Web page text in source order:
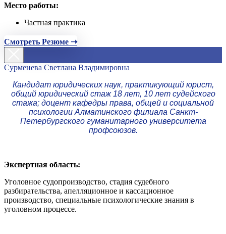
Место работы:
Частная практика
Смотреть Резюме ➝
Сурменева Светлана Владимировна
Кандидат юридических наук, практикующий юрист,
общий юридический стаж 18 лет, 10 лет судейского
стажа; доцент кафедры права, общей и социальной
психологии Алматинского филиала Санкт-
Петербургского гуманитарного университета
профсоюзов.
Экспертная область:
Уголовное судопроизводство, стадия судебного
разбирательства, апелляционное и кассационное
производство, специальные психологические знания в
уголовном процессе.